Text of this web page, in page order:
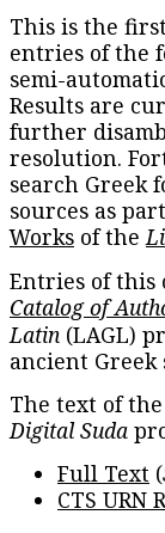
This is the
entries of the
semi-
Results are
further
resolution.
search Greek
sources as
Works of the
Entries of this
Catalog of
Latin (LAGL)
ancient Greek
The text of the
Digital Suda
Full Text (
CTS URN